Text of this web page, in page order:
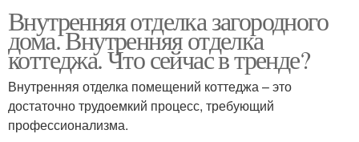
Внутренняя отделка загородного
дома. Внутренняя отделка
коттеджа. Что сейчас в тренде?
Внутренняя отделка помещений коттеджа – это
достаточно трудоемкий процесс, требующий
профессионализма.